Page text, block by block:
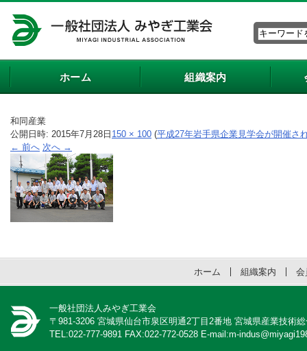
ホーム 組織案内
和同産業
公開日時: 2015年7月28日 150 × 100 (平成27年岩手県企業見学会が開催さ
← 前へ 次へ →
ホーム 組織案内 会
一般社団法人みやぎ工業会
〒981-3206 宮城県仙台市泉区明通2丁目2番地 宮城県産業技術
TEL:022-777-9891 FAX:022-772-0528 E-mail:m-